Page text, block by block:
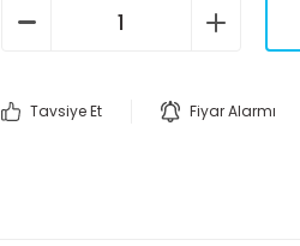
Tavsiye Et Fiyar Alarmı